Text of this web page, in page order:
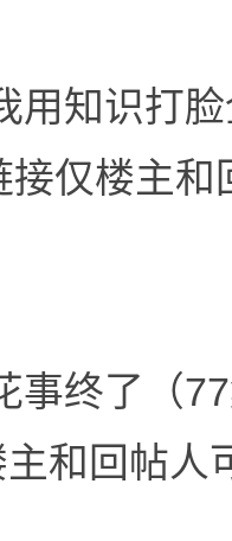
用知识打
接仅楼主
事终了（
和回帖人